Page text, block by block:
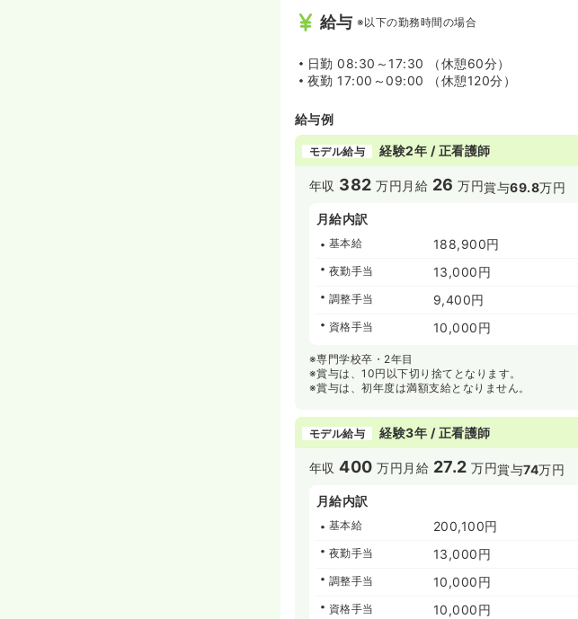
給与 ※以下の勤務時間の場合
日勤 08:30～17:30 （休憩60分）
夜勤 17:00～09:00 （休憩120分）
給与例
モデル給与 経験2年 / 正看護師
年収 382 万円 月給 26 万円賞与69.8万円
月給内訳
基本給 188,900円
夜勤手当 13,000円
調整手当 9,400円
資格手当 10,000円
※専門学校卒・2年目
※賞与は、10円以下切り捨てとなります。
※賞与は、初年度は満額支給となりません。
モデル給与 経験3年 / 正看護師
年収400 万円 月給 27.2 万円賞与74万円
月給内訳
基本給 200,100円
夜勤手当 13,000円
調整手当 10,000円
資格手当 10,000円